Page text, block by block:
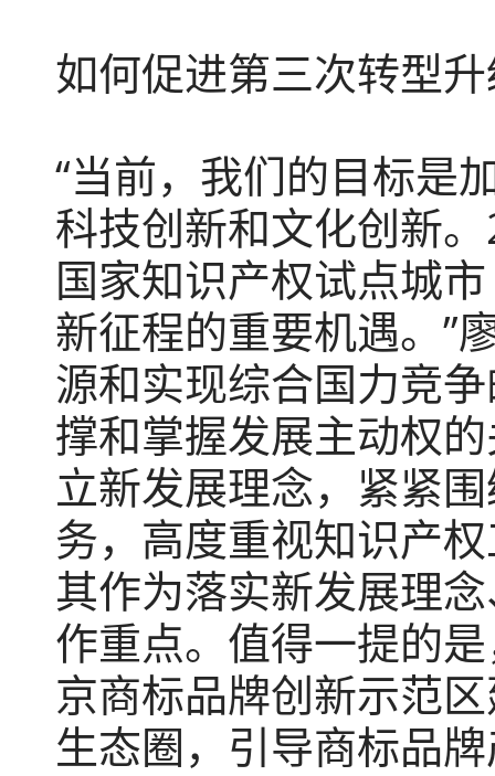
如何促进第三次转型
“当前，我们的目标是
科技创新和文化创新
国家知识产权试点城
新征程的重要机遇。”
源和实现综合国力竞
撑和掌握发展主动权
立新发展理念，紧紧
务，高度重视知识产
其作为落实新发展理
作重点。值得一提的
京商标品牌创新示范
生态圈，引导商标品